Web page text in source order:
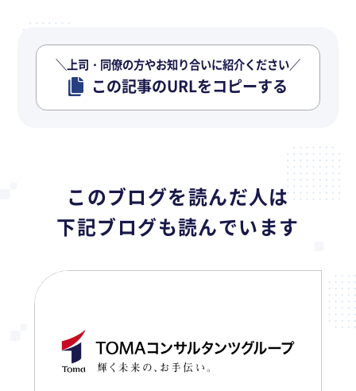
＼上司・同僚の方やお知り合いに紹介ください／
この記事のURLをコピーする
このブログを読んだ人は
下記ブログも読んでいます